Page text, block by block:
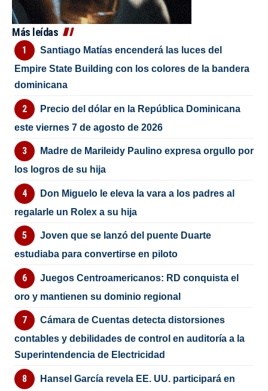
Más leídas
Santiago Matías encenderá las luces del
Empire State Building con los colores de la bandera
dominicana
Precio del dólar en la República Dominicana
este viernes 7 de agosto de 2026
Madre de Marileidy Paulino expresa orgullo por
los logros de su hija
Don Miguelo le eleva la vara a los padres al
regalarle un Rolex a su hija
Joven que se lanzó del puente Duarte
estudiaba para convertirse en piloto
Juegos Centroamericanos: RD conquista el
oro y mantienen su dominio regional
Cámara de Cuentas detecta distorsiones
contables y debilidades de control en auditoría a la
Superintendencia de Electricidad
Hansel García revela EE. UU. participará en